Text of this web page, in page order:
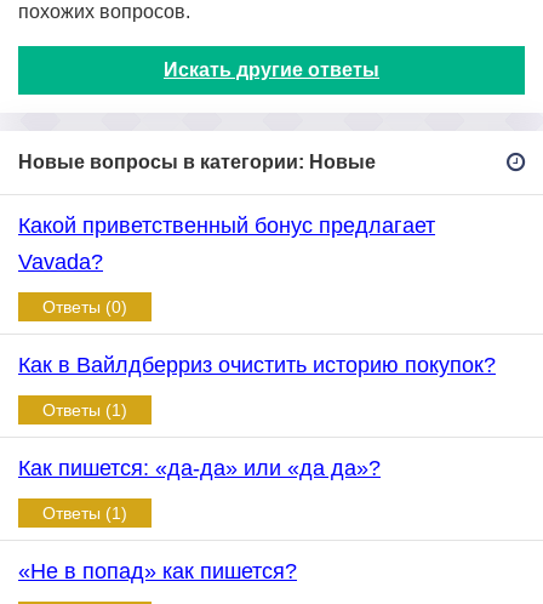
похожих вопросов.
Искать другие ответы
Новые вопросы в категории: Новые
Какой приветственный бонус предлагает
Vavada?
Ответы (0)
Как в Вайлдберриз очистить историю покупок?
Ответы (1)
Как пишется: «да-да» или «да да»?
Ответы (1)
«Не в попад» как пишется?